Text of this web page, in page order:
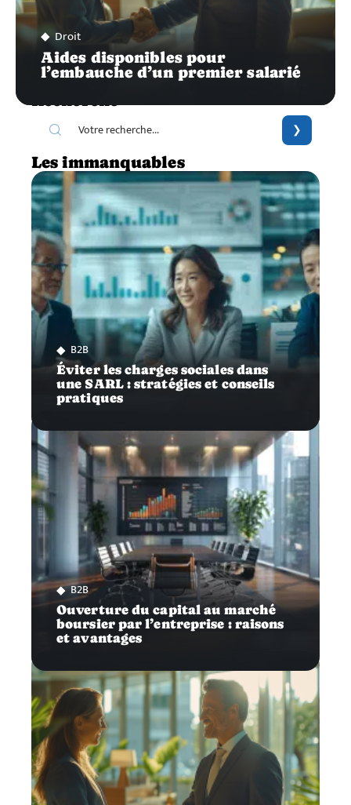
Droit
Aides disponibles pour
l’embauche d’un premier salarié
Recherche
Les immanquables
B2B
Éviter les charges sociales dans
une SARL : stratégies et conseils
pratiques
B2B
Ouverture du capital au marché
boursier par l’entreprise : raisons
et avantages